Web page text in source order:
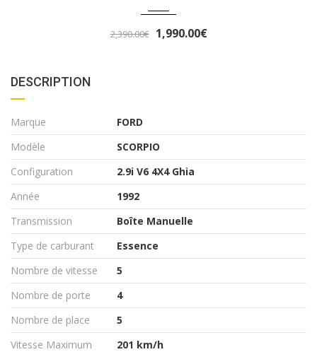
3,490.00€ 3,290.00€
DESCRIPTION
Marque
FORD
Modèle
SCORPIO
Configuration
2.9i V6 4X4 Ghia
Année
1992
Transmission
Boîte Manuelle
Type de carburant
Essence
Nombre de vitesse
5
Nombre de porte
4
Nombre de place
5
Vitesse Maximum
201 km/h